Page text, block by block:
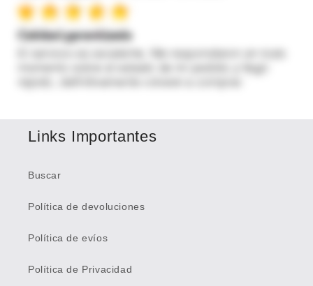
Links Importantes
Buscar
Política de devoluciones
Política de evíos
Política de Privacidad